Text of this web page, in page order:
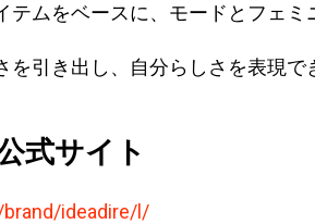
テムをベースに、モードとフェミ
を引き出し、自分らしさを表現で
式サイト
ideadire/l/